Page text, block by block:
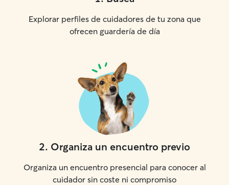
Explorar perfiles de cuidadores de tu zona que
ofrecen guardería de día
2. Organiza un encuentro previo
Organiza un encuentro presencial para conocer al
cuidador sin coste ni compromiso